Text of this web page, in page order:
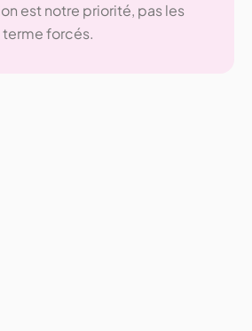
est notre priorité, pas les
forcés.